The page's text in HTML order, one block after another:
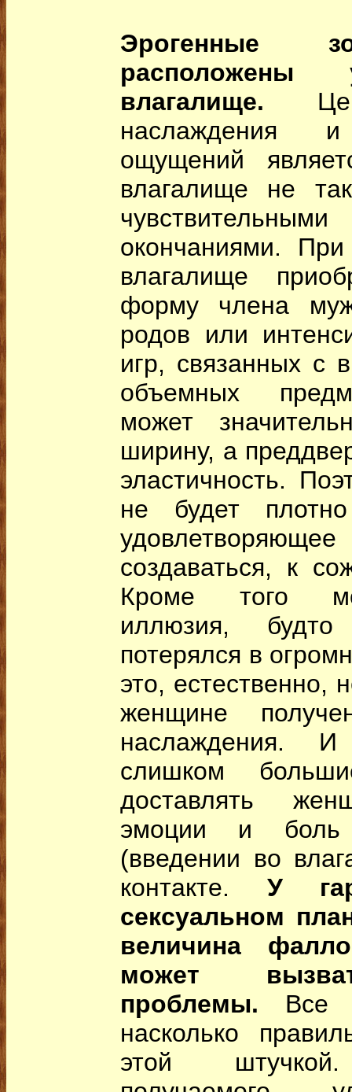
Эрогенные
влагалище.
наслаждения и
ощущений
влагалище не
окончаниями.
влагалище
форму члена
родов или
игр, связанных с
объемных
может
ширину, а
эластичность.
не будет
создаваться, к
Кроме того
иллюзия,
потерялся в
это, естественно,
женщине
наслаждения.
слишком
доставлять
эмоции и боль
(введении во
контакте. У
сексуальном
величина
может
проблемы. Все
насколько
этой штучкой.